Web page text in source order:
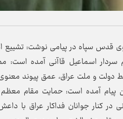
قدس سپاه در پیامی نوشت:
سردار اسماعیل قاآنی آمده است:
دولت و ملت عراق، عمق پیوند
پیام آمده است: حمایت مقام
در کنار جوانان فداکار عراق با